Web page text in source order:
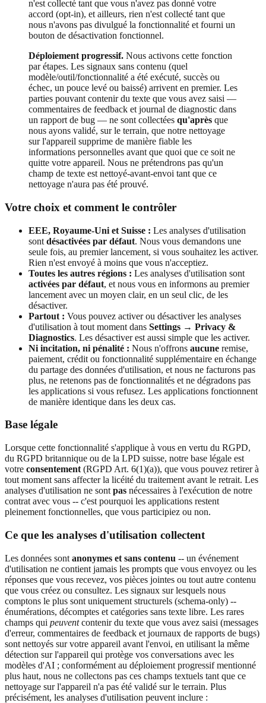
n'est collecté tant que vous n'avez pas donné votre
accord (opt-in), et ailleurs, rien n'est collecté tant que
nous n'avons pas divulgué la fonctionnalité et fourni un
bouton de désactivation fonctionnel.
Déploiement progressif. Nous activons cette fonction
par étapes. Les signaux sans contenu (quel
modèle/outil/fonctionnalité a été exécuté, succès ou
échec, un pouce levé ou baissé) arrivent en premier. Les
parties pouvant contenir du texte que vous avez saisi —
commentaires de feedback et journal de diagnostic dans
un rapport de bug — ne sont collectées qu'après que
nous ayons validé, sur le terrain, que notre nettoyage
sur l'appareil supprime de manière fiable les
informations personnelles avant que quoi que ce soit ne
quitte votre appareil. Nous ne prétendrons pas qu'un
champ de texte est nettoyé-avant-envoi tant que ce
nettoyage n'aura pas été prouvé.
Votre choix et comment le contrôler
EEE, Royaume-Uni et Suisse : Les analyses d'utilisation
sont désactivées par défaut. Nous vous demandons une
seule fois, au premier lancement, si vous souhaitez les activer.
Rien n'est envoyé à moins que vous n'acceptiez.
Toutes les autres régions : Les analyses d'utilisation sont
activées par défaut, et nous vous en informons au premier
lancement avec un moyen clair, en un seul clic, de les
désactiver.
Partout : Vous pouvez activer ou désactiver les analyses
d'utilisation à tout moment dans Settings → Privacy &
Diagnostics. Les désactiver est aussi simple que les activer.
Ni incitation, ni pénalité : Nous n'offrons aucune remise,
paiement, crédit ou fonctionnalité supplémentaire en échange
du partage des données d'utilisation, et nous ne facturons pas
plus, ne retenons pas de fonctionnalités et ne dégradons pas
les applications si vous refusez. Les applications fonctionnent
de manière identique dans les deux cas.
Base légale
Lorsque cette fonctionnalité s'applique à vous en vertu du RGPD,
du RGPD britannique ou de la LPD suisse, notre base légale est
votre consentement (RGPD Art. 6(1)(a)), que vous pouvez retirer à
tout moment sans affecter la licéité du traitement avant le retrait. Les
analyses d'utilisation ne sont pas nécessaires à l'exécution de notre
contrat avec vous -- c'est pourquoi les applications restent
pleinement fonctionnelles, que vous participiez ou non.
Ce que les analyses d'utilisation collectent
Les données sont anonymes et sans contenu -- un événement
d'utilisation ne contient jamais les prompts que vous envoyez ou les
réponses que vous recevez, vos pièces jointes ou tout autre contenu
que vous créez ou consultez. Les signaux sur lesquels nous
comptons le plus sont uniquement structurels (schema-only) --
énumérations, décomptes et catégories sans texte libre. Les rares
champs qui peuventcontenir du texte que vous avez saisi (messages
d'erreur, commentaires de feedback et journaux de rapports de bugs)
sont nettoyés sur votre appareil avant l'envoi, en utilisant la même
détection sur l'appareil qui protège vos conversations avec les
modèles d'AI ; conformément au déploiement progressif mentionné
plus haut, nous ne collectons pas ces champs textuels tant que ce
nettoyage sur l'appareil n'a pas été validé sur le terrain. Plus
précisément, les analyses d'utilisation peuvent inclure :